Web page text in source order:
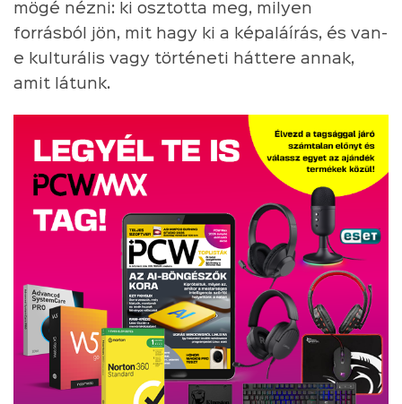
mögé nézni: ki osztotta meg, milyen
forrásból jön, mit hagy ki a képaláírás, és van-
e kulturális vagy történeti háttere annak,
amit látunk.